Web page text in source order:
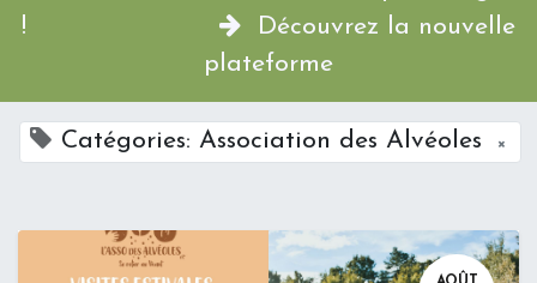
!
Découvrez la nouvelle
plateforme
Catégories: Association des Alvéoles ×